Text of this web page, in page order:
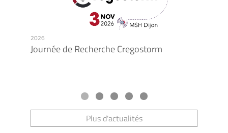
2026
Journée de Recherche Cregostorm
Plus d'actualités